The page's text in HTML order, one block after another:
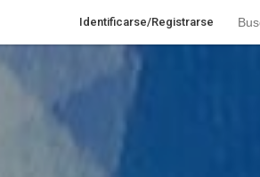
Identificarse/Registrarse